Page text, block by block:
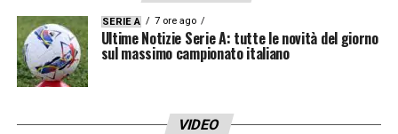
SERIE A 7 ore ago
Ultime Notizie Serie A: tutte le novità del giorno
sul massimo campionato italiano
VIDEO